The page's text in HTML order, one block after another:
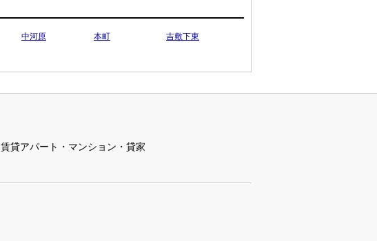
中河原 本町
吉敷下東
賃貸アパート・マンション・貸家